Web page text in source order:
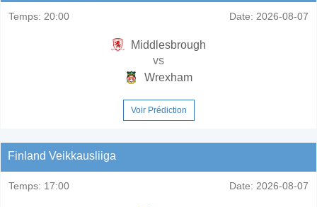
Temps: 20:00 Date: 2026-08-07
Middlesbrough
vs
Wrexham
Voir Prédiction
Finland Veikkausliiga
Temps: 17:00 Date: 2026-08-07